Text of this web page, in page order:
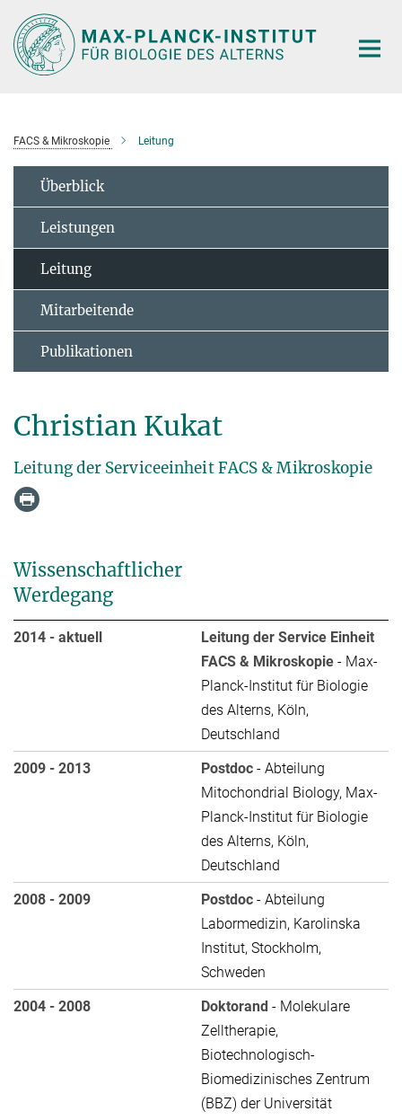
Hauptinhalt
FACS & Mikroskopie Leitung
Überblick
Leistungen
Leitung
Mitarbeitende
Publikationen
Christian Kukat
Leitung der Serviceeinheit FACS & Mikroskopie
Wissenschaftlicher
Werdegang
2014 - aktuell
Leitung der Service Einheit
FACS & Mikroskopie - Max-
Planck-Institut für Biologie
des Alterns, Köln,
Deutschland
2009 - 2013
Postdoc - Abteilung
Mitochondrial Biology, Max-
Planck-Institut für Biologie
des Alterns, Köln,
Deutschland
2008 - 2009
Postdoc - Abteilung
Labormedizin, Karolinska
Institut, Stockholm,
Schweden
2004 - 2008
Doktorand - Molekulare
Zelltherapie,
Biotechnologisch-
Biomedizinisches Zentrum
(BBZ) der Universität